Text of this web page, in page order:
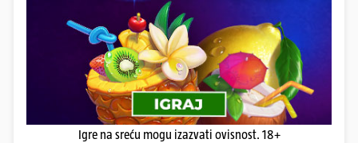
Igre na sreću mogu izazvati ovisnost. 18+